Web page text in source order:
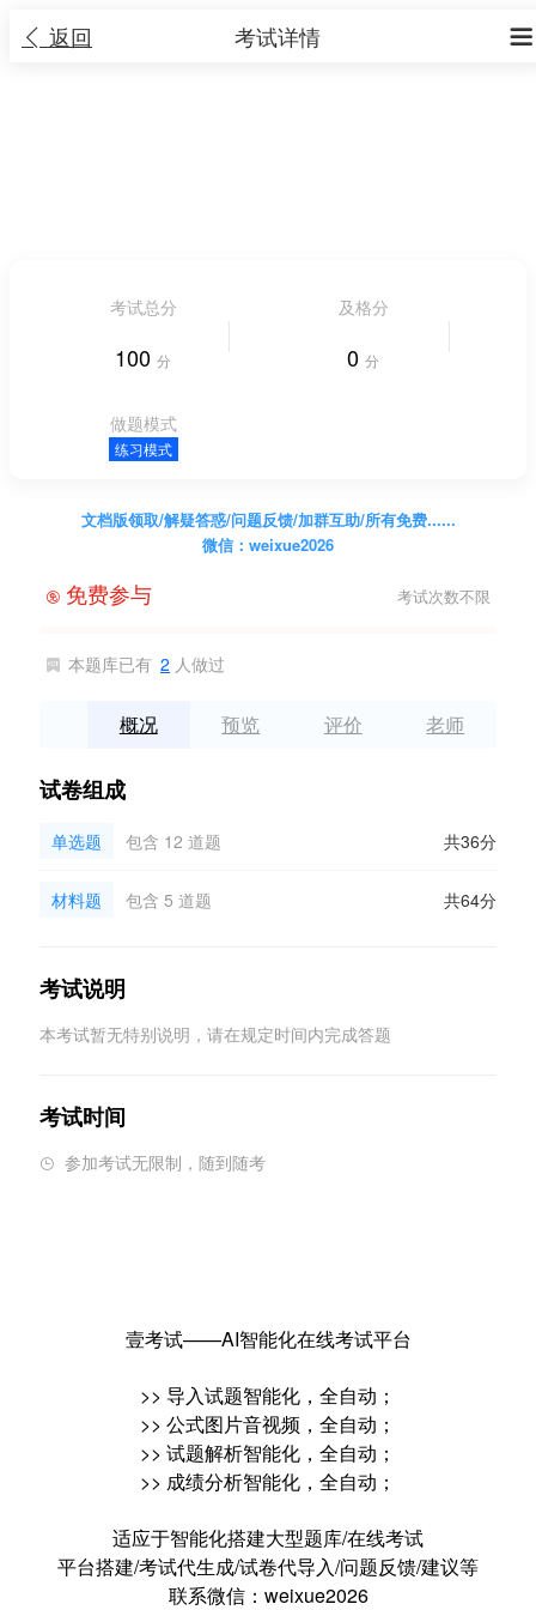
 返回 
考试详情
考试总分
100 分
及格分
0 分
做题模式
练习模式
文档版领取/解疑答惑/问题反馈/加群互助/所有免费......
微信：weixue2026
考试次数不限
 免费参与
 本题库已有 2 人做过
概况 预览 评价 老师
试卷组成
单选题 包含 12 道题 共36分
材料题 包含 5 道题 共64分
考试说明
本考试暂无特别说明，请在规定时间内完成答题
考试时间
 参加考试无限制，随到随考
壹考试——AI智能化在线考试平台
>> 导入试题智能化，全自动；
>> 公式图片音视频，全自动；
>> 试题解析智能化，全自动；
>> 成绩分析智能化，全自动；
适应于智能化搭建大型题库/在线考试
平台搭建/考试代生成/试卷代导入/问题反馈/建议等
联系微信：weixue2026